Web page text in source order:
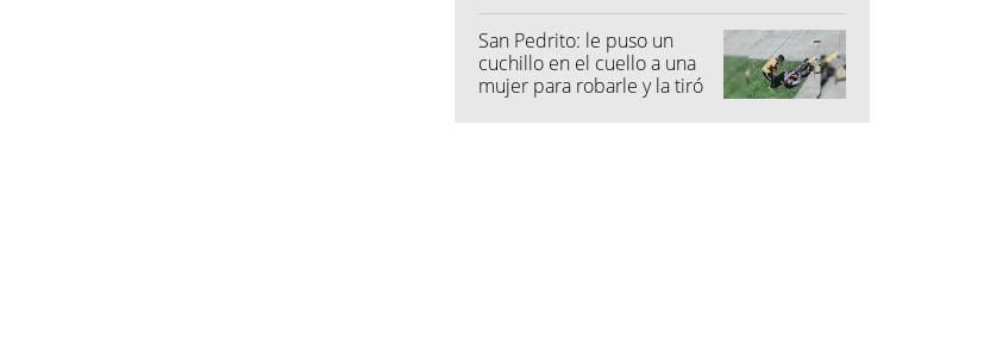
San Pedrito: le puso un
cuchillo en el cuello a una
mujer para robarle y la tiró